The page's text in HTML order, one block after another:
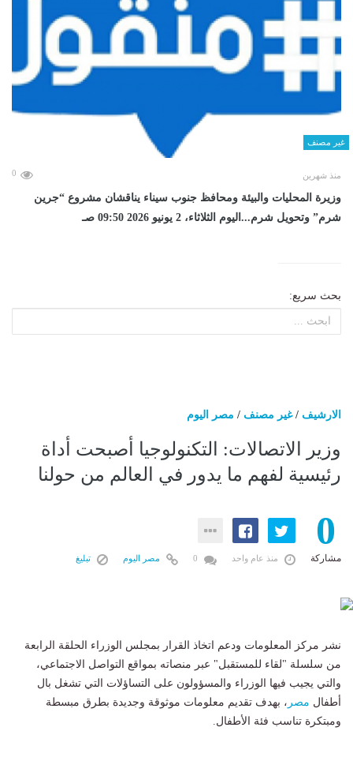
غير مصنف
منذ شهرين 0
وزيرة المحليات والبيئة ومحافظ جنوب سيناء يناقشان مشروع “جرين
شرم” وتحويل شرم...اليوم الثلاثاء، 2 يونيو 2026 09:50 صـ
بحث سريع:
الارشيف /غير مصنف / مصر اليوم
وزير الاتصالات: التكنولوجيا أصبحت أداة
رئيسية لفهم ما يدور في العالم من حولنا
0
مشاركة منذ عام واحد مصر اليوم تبليغ
نشر مركز المعلومات ودعم اتخاذ القرار بمجلس الوزراء الحلقة الرابعة
من سلسلة "لقاء للمستقبل" عبر منصاته بمواقع التواصل الاجتماعي،
والتي يجيب فيها الوزراء والمسؤولون على التساؤلات التي تشغل بال
أطفال مصر ، بهدف تقديم معلومات موثوقة وجديدة بطرق مبسطة
ومبتكرة تناسب فئة الأطفال.